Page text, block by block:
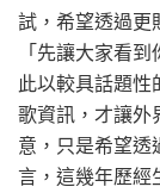
試，希望透過更
「先讓大家看
此以較具話題
歌資訊，才讓外
意，只是希望透
言，這幾年歷經